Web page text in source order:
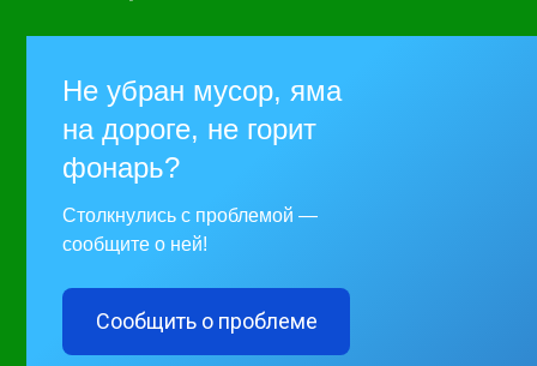
Не убран мусор, яма
на дороге, не горит
фонарь?
Столкнулись с проблемой —
сообщите о ней!
Сообщить о проблеме